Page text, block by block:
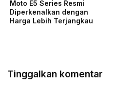
Moto E5 Series Resmi
Diperkenalkan dengan
Harga Lebih Terjangkau
Tinggalkan komentar